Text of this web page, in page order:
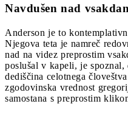
Navdušen nad
Anderson je to
Njegova teta je namreč
nad na videz preprostim
poslušal v kapeli, je
dediščina celotnega
zgodovinska vrednost
samostana s preprostim